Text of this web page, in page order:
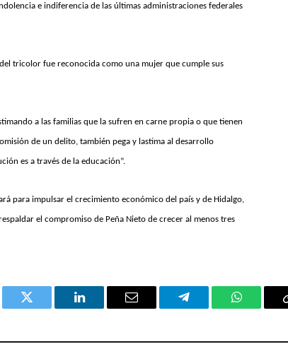
e indiferencia de las últimas administraciones federales
tricolor fue reconocida como una mujer que cumple sus
a las familias que la sufren en carne propia o que tienen
de un delito, también pega y lastima al desarrollo
es a través de la educación”.
para impulsar el crecimiento económico del país y de Hidalgo,
el compromiso de Peña Nieto de crecer al menos tres
Twitter LinkedIn Email Telegram